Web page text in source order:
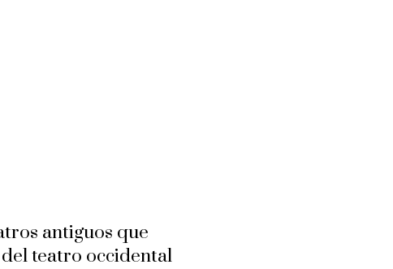
antiguos que
teatro occidental